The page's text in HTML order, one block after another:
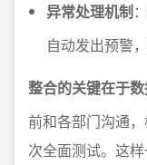
异常处理机制
自动发出预警
整合的关键在于
前和各部门沟通
次全面测试。这